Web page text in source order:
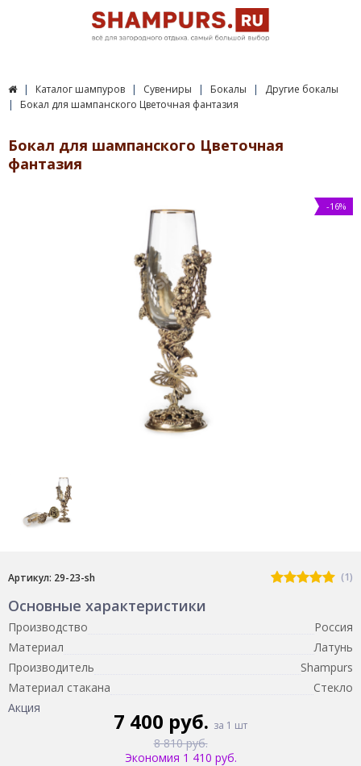
Каталог шампуров Сувениры Бокалы
Другие бокалы
Бокал для шампанского Цветочная фантазия
Бокал для шампанского Цветочная
фантазия
-16%
Артикул: 29-23-sh (1)
Основные характеристики
Производство
Россия
Материал
Латунь
Производитель
Shampurs
Материал стакана
Стекло
Акция
7 400 руб. за 1 шт
8 810 руб.
Экономия 1 410 руб.